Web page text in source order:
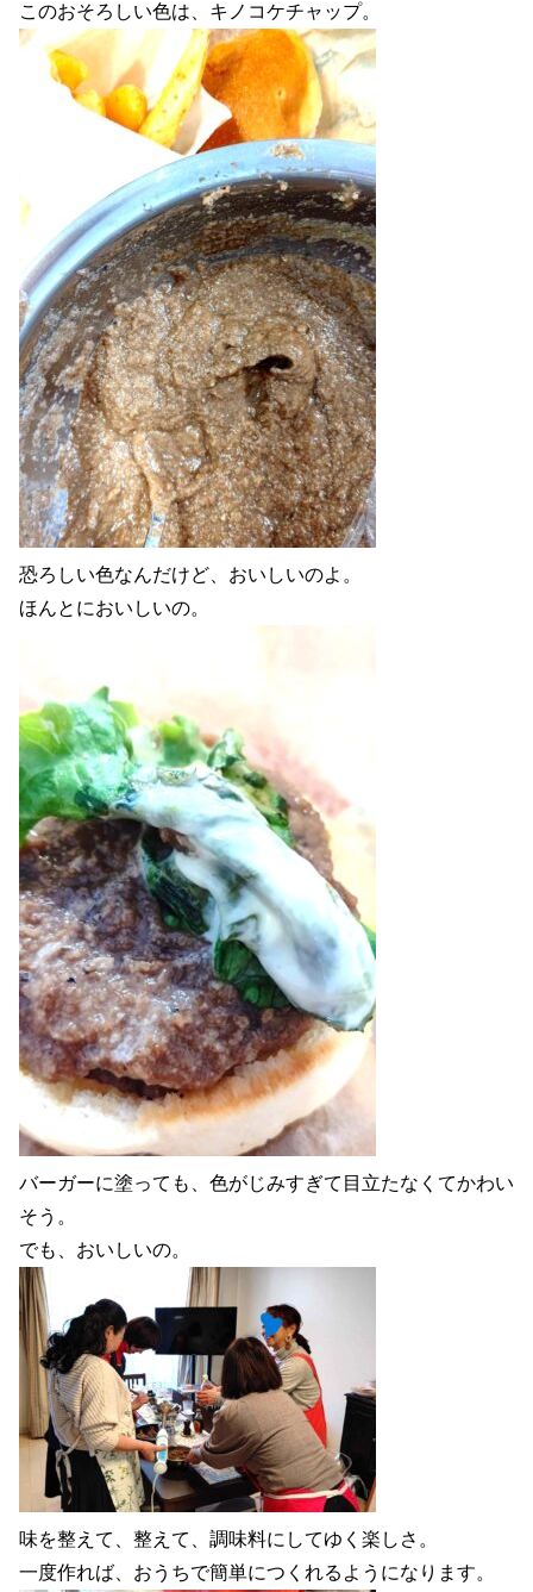
このおそろしい色は、キノコケチャップ。
恐ろしい色なんだけど、おいしいのよ。
ほんとにおいしいの。
バーガーに塗っても、色がじみすぎて目立たなくてかわい
そう。
でも、おいしいの。
味を整えて、整えて、調味料にしてゆく楽しさ。
一度作れば、おうちで簡単につくれるようになります。